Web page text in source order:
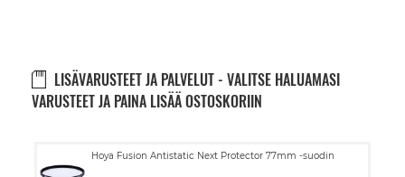
LISÄVARUSTEET JA PALVELUT - VALITSE HALUAMASI
VARUSTEET JA PAINA LISÄÄ OSTOSKORIIN
Hoya Fusion Antistatic Next Protector 77mm -suodin
Lisää